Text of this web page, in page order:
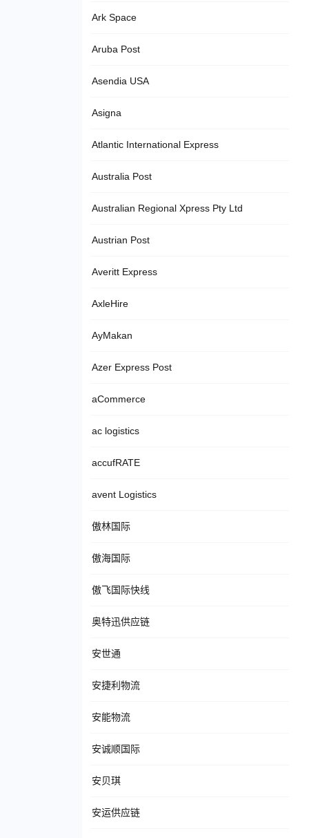
Ark Space
Aruba Post
Asendia USA
Asigna
Atlantic International Express
Australia Post
Australian Regional Xpress Pty Ltd
Austrian Post
Averitt Express
AxleHire
AyMakan
Azer Express Post
aCommerce
ac logistics
accufRATE
avent Logistics
傲林国际
傲海国际
傲飞国际快线
奥特迅供应链
安世通
安捷利物流
安能物流
安诚顺国际
安贝琪
安运供应链